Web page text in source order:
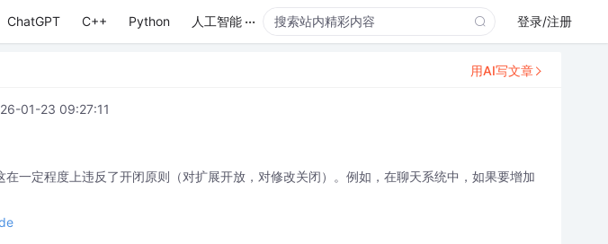
ChatGPT C++ Python 人工智能 ... 登录/注册
01-23 09:27:11
一定程度上违反了开闭原则（对扩展开放，对修改关闭）。例如，在聊天系统中，如果要增加
用AI写文章